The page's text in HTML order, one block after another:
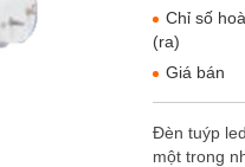
Chỉ số
(ra)
Giá bán
Đèn tuýp
một trong